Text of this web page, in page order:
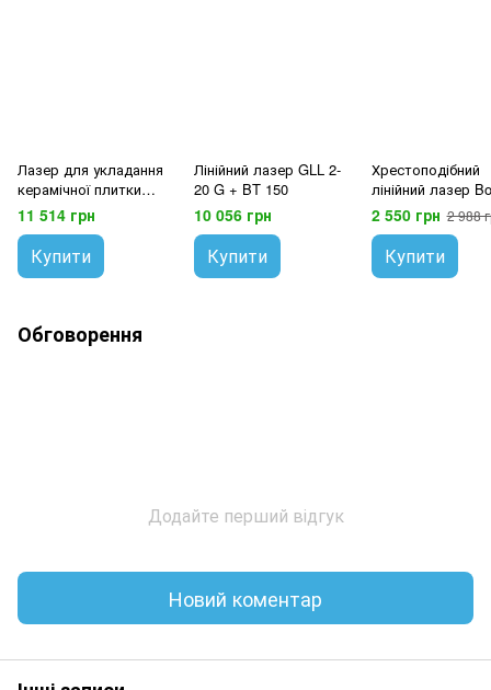
Лазер для укладання
керамічної плитки
Bosch GTL 3
11 514 грн
Купити
Лінійний лазер GLL 2-
20 G + BT 150
10 056 грн
Купити
Хрестоподібний
лінійний лазер
Quigo
2 550 грн 2 988
Купити
Обговорення
Додайте перший відгук
Новий коментар